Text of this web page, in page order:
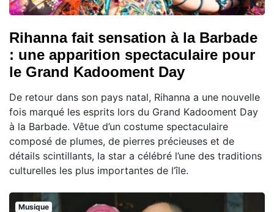
Rihanna fait sensation à la Barbade
: une apparition spectaculaire pour
le Grand Kadooment Day
De retour dans son pays natal, Rihanna a une nouvelle
fois marqué les esprits lors du Grand Kadooment Day
à la Barbade. Vêtue d’un costume spectaculaire
composé de plumes, de pierres précieuses et de
détails scintillants, la star a célébré l’une des traditions
culturelles les plus importantes de l’île.
Musique